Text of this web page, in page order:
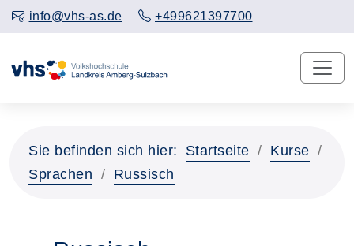
info@vhs-as.de +499621397700
Sie befinden sich hier: Startseite
Kurse
Sprachen
Russisch